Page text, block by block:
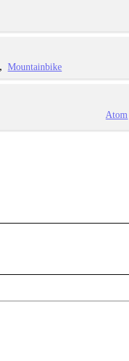
Mountainbike
Atom